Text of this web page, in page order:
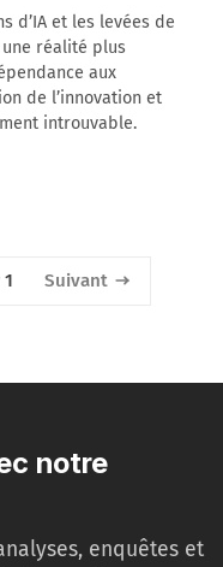
d’IA et les levées de
réalité plus
aux
de l’innovation et
introuvable.
Suivant
notre
enquêtes et